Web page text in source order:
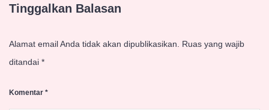
Tinggalkan Balasan
Alamat email Anda tidak akan dipublikasikan.
Ruas yang wajib
ditandai *
Komentar *